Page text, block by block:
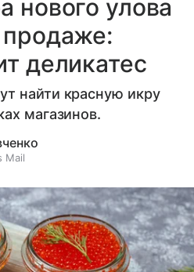
нового улова
продаже:
деликатес
найти красную икру
магазинов.
Mail